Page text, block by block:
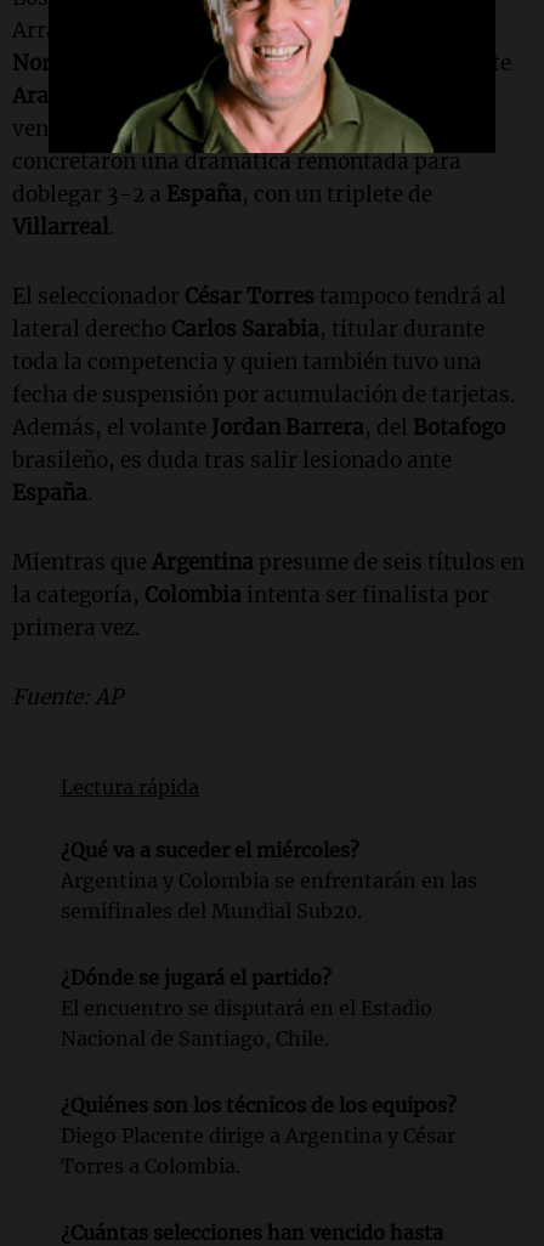
Arrancaron la fase de grupos con empates con
Noruega
, siguiendo con un triunfo ante
Arabia Saudí
. Alzaron vuelo desde octavos,
venciendo primero aSudáfricay luego
concretaron una dramática remontada para
doblegar 3-2 a España, con un triplete de
Villarreal.
El seleccionador César Torres tampoco tendrá al
lateral derecho Carlos Sarabia, titular durante
toda la competencia y quien también tuvo una
fecha de suspensión por acumulación de tarjetas.
Además, el volante Jordan Barrera, del Botafogo
brasileño, es duda tras salir lesionado ante
España.
Mientras que Argentina presume de seis títulos en
la categoría, Colombia intenta ser finalista por
primera vez.
Fuente: AP
Lectura rápida
¿Qué va a suceder el miércoles?
Argentina y Colombia se enfrentarán en las
semifinales del Mundial Sub20.
¿Dónde se jugará el partido?
El encuentro se disputará en el Estadio
Nacional de Santiago, Chile.
¿Quiénes son los técnicos de los equipos?
Diego Placente dirige a Argentina y César
Torres a Colombia.
¿Cuántas selecciones han vencido hasta